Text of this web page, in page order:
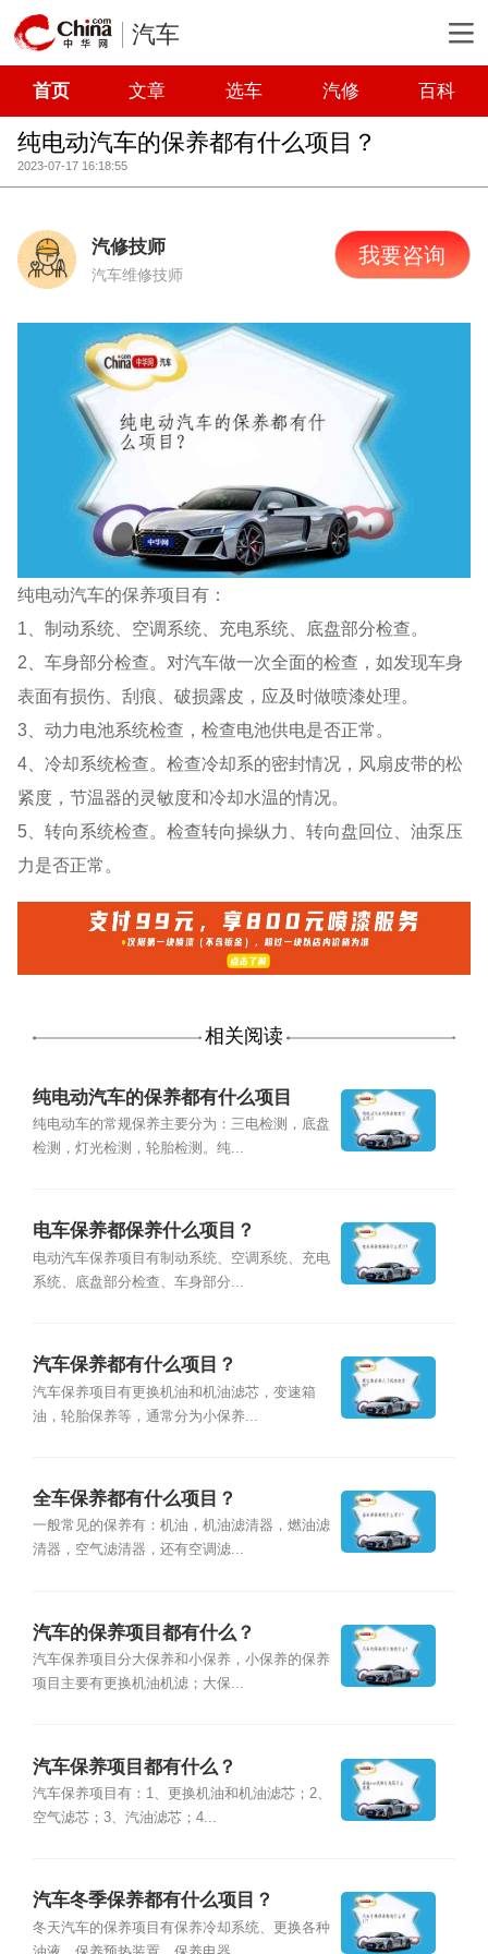
汽车
首页 文章 选车 汽修 百科
纯电动汽车的保养都有什么项目？
2023-07-17 16:18:55
汽修技师
汽车维修技师
我要咨询
纯电动汽车的保养项目有：
1、制动系统、空调系统、充电系统、底盘部分检查。
2、车身部分检查。对汽车做一次全面的检查，如发现车身
表面有损伤、刮痕、破损露皮，应及时做喷漆处理。
3、动力电池系统检查，检查电池供电是否正常。
4、冷却系统检查。检查冷却系的密封情况，风扇皮带的松
紧度，节温器的灵敏度和冷却水温的情况。
5、转向系统检查。检查转向操纵力、转向盘回位、油泵压
力是否正常。
相关阅读
纯电动汽车的保养都有什么项目
纯电动车的常规保养主要分为：三电检测，底盘
检测，灯光检测，轮胎检测。纯...
电车保养都保养什么项目？
电动汽车保养项目有制动系统、空调系统、充电
系统、底盘部分检查、车身部分...
汽车保养都有什么项目？
汽车保养项目有更换机油和机油滤芯，变速箱
油，轮胎保养等，通常分为小保养...
全车保养都有什么项目？
一般常见的保养有：机油，机油滤清器，燃油滤
清器，空气滤清器，还有空调滤...
汽车的保养项目都有什么？
汽车保养项目分大保养和小保养，小保养的保养
项目主要有更换机油机滤；大保...
汽车保养项目都有什么？
汽车保养项目有：1、更换机油和机油滤芯；2、
空气滤芯；3、汽油滤芯；4...
汽车冬季保养都有什么项目？
冬天汽车的保养项目有保养冷却系统、更换各种